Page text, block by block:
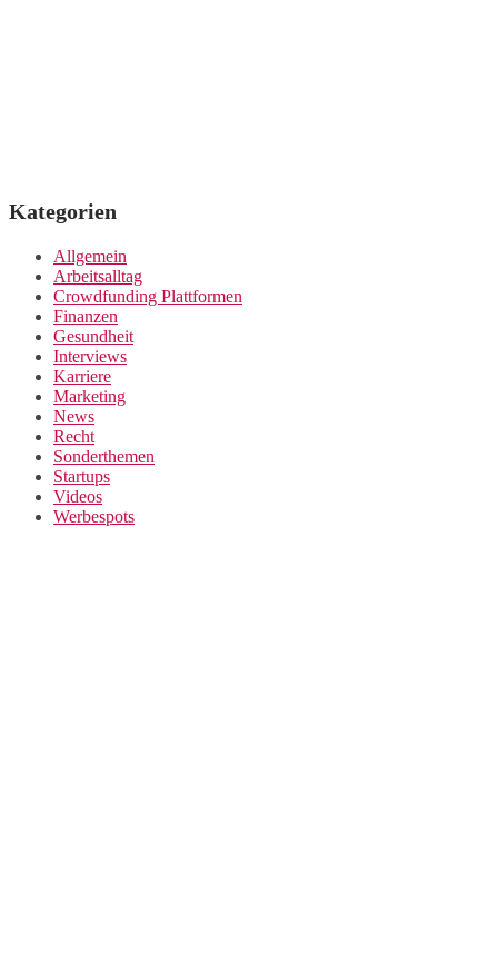
Kategorien
Allgemein
Arbeitsalltag
Crowdfunding Plattformen
Finanzen
Gesundheit
Interviews
Karriere
Marketing
News
Recht
Sonderthemen
Startups
Videos
Werbespots